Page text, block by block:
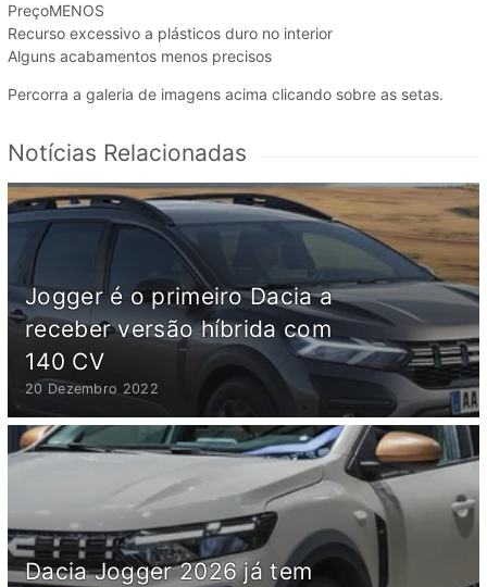
PreçoMENOS
Recurso excessivo a plásticos duro no interior
Alguns acabamentos menos precisos
Percorra a galeria de imagens acima clicando sobre as setas.
Notícias Relacionadas
Jogger é o primeiro Dacia a
receber versão híbrida com
140 CV
20 Dezembro 2022
Dacia Jogger 2026 já tem